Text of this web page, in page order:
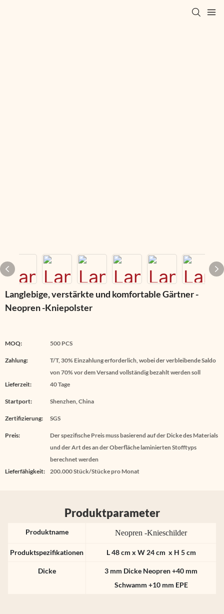
Langlebige, verstärkte und komfortable Gärtner -
Neopren -Kniepolster
MOQ: 500 PCS
Zahlung:
T/T, 30% Einzahlung erforderlich, wobei der verbleibende Saldo
von 70% vor dem Versand vollständig bezahlt werden soll
Lieferzeit:
40 Tage
Startport: Shenzhen, China
Zertifizierung: SGS
Preis:
Der spezifische Preis muss basierend auf der Dicke des Materials
und der Art des an der Oberfläche laminierten Stofftyps
berechnet werden
Lieferfähigkeit:
200.000 Stück/Stücke pro Monat
Produktparameter
Produktname Neopren -Knieschilder
Produktspezifikationen L 48 cm x W 24 cm x H 5 cm
Dicke
3 mm Dicke Neopren +40 mm
Schwamm +10 mm EPE